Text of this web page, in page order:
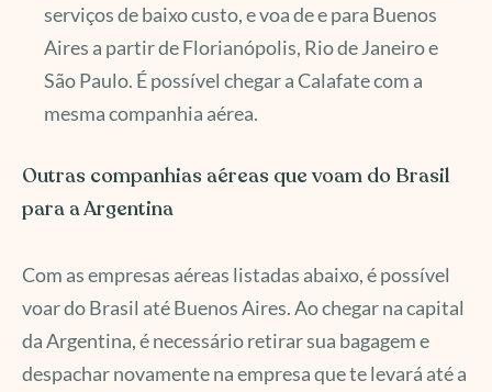
serviços de baixo custo, e voa de e para Buenos
Aires a partir de Florianópolis, Rio de Janeiro e
São Paulo. É possível chegar a Calafate com a
mesma companhia aérea.
Outras companhias aéreas que voam do Brasil
para a Argentina
Com as empresas aéreas listadas abaixo, é possível
voar do Brasil até Buenos Aires. Ao chegar na capital
da Argentina, é necessário retirar sua bagagem e
despachar novamente na empresa que te levará até a